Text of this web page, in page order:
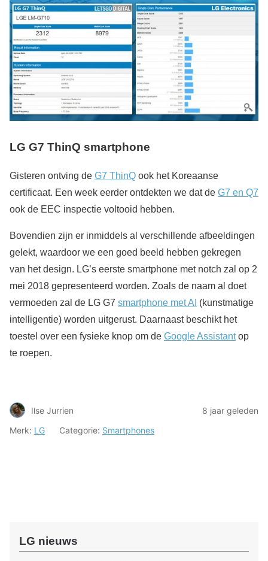
LG G7 ThinQ smartphone
Gisteren ontving de G7 ThinQ ook het Koreaanse
certificaat. Een week eerder ontdekten we dat de G7 en Q7
ook de EEC inspectie voltooid hebben.
Bovendien zijn er inmiddels al verschillende afbeeldingen
gelekt, waardoor we een goed beeld hebben gekregen
van het design. LG’s eerste smartphone met notch zal op 2
mei 2018 gepresenteerd worden. Zoals de naam al doet
vermoeden zal de LG G7 smartphone met AI (kunstmatige
intelligentie) worden uitgerust. Daarnaast beschikt het
toestel over een fysieke knop om de Google Assistantop
te roepen.
Ilse Jurrien
8 jaar geleden
Merk: LG Categorie: Smartphones
LG nieuws